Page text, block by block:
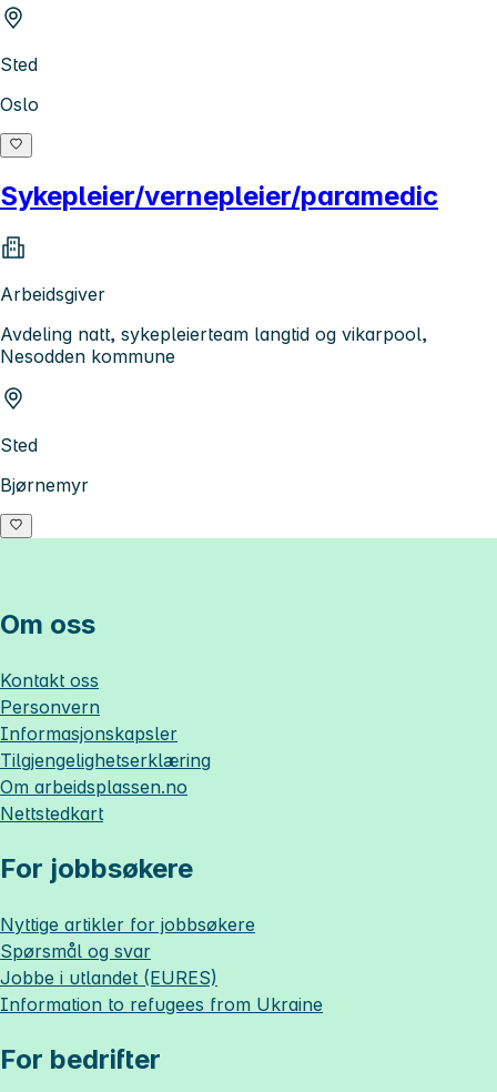
Sted
Oslo
Sykepleier/vernepleier/paramedic
Arbeidsgiver
Avdeling natt, sykepleierteam langtid og vikarpool,
Nesodden kommune
Sted
Bjørnemyr
Om oss
Kontakt oss
Personvern
Informasjonskapsler
Tilgjengelighetserklæring
Om arbeidsplassen.no
Nettstedkart
For jobbsøkere
Nyttige artikler for jobbsøkere
Spørsmål og svar
Jobbe i utlandet (EURES)
Information to refugees from Ukraine
For bedrifter